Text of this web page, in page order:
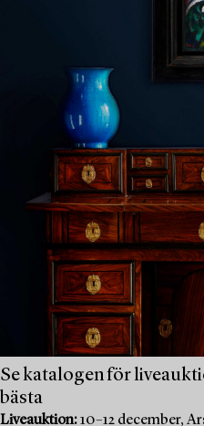
Se katalogen för
bästa
Liveauktion:10–12 december,